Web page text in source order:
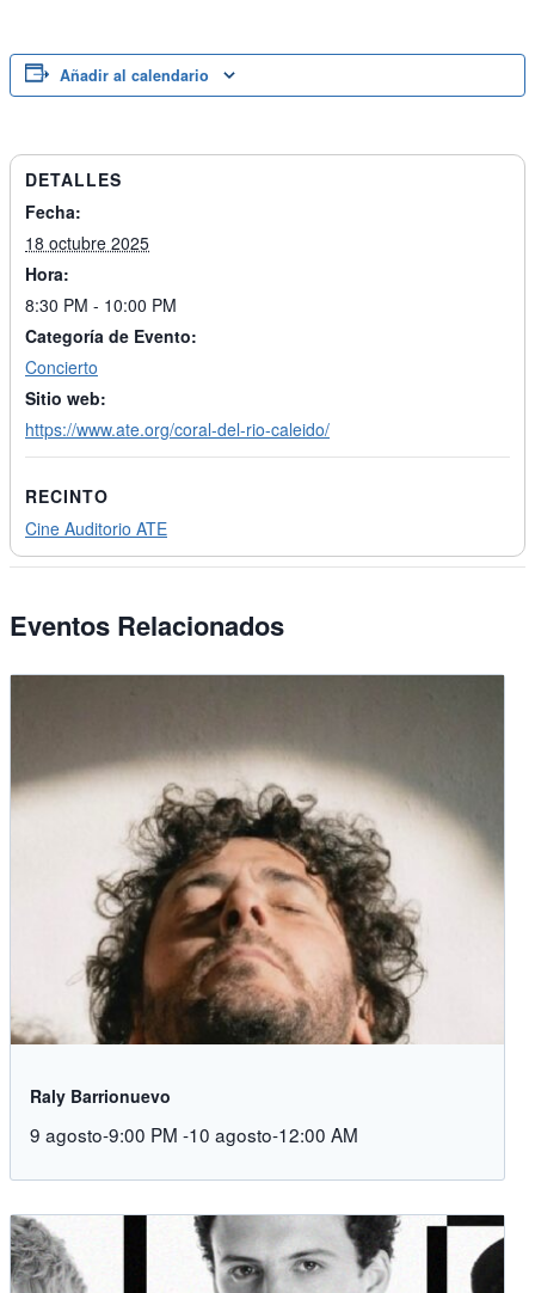
Añadir al calendario
DETALLES
Fecha:
18 octubre 2025
Hora:
8:30 PM - 10:00 PM
Categoría de Evento:
Concierto
Sitio web:
https://www.ate.org/coral-del-rio-caleido/
RECINTO
Cine Auditorio ATE
Eventos Relacionados
Raly Barrionuevo
9 agosto-9:00 PM -10 agosto-12:00 AM